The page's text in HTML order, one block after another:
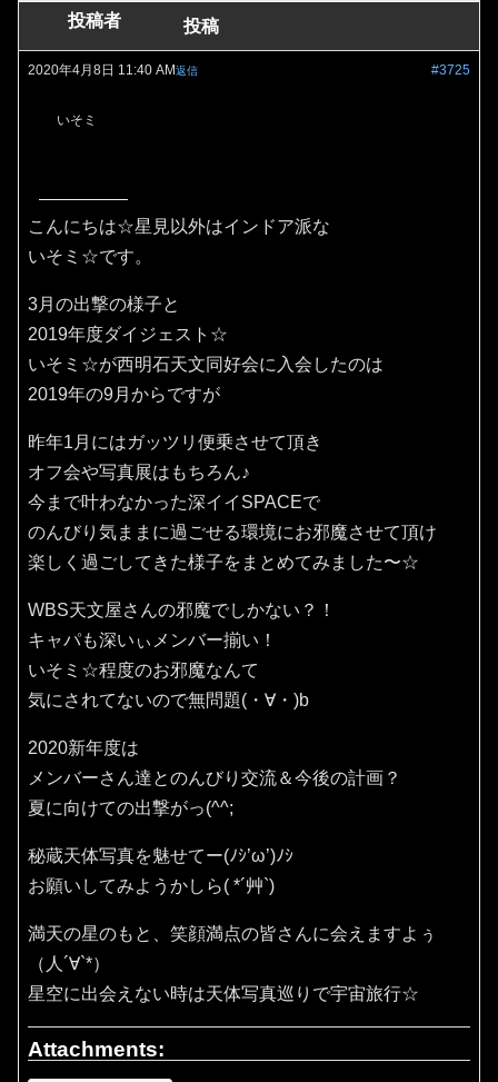
投稿者 投稿
2020年4月8日 11:40 AM #3725
返信
いそミ
こんにちは☆星見以外はインドア派な
いそミ☆です。
3月の出撃の様子と
2019年度ダイジェスト☆
いそミ☆が西明石天文同好会に入会したのは
2019年の9月からですが
昨年1月にはガッツリ便乗させて頂き
オフ会や写真展はもちろん♪
今まで叶わなかった深イイSPACEで
のんびり気ままに過ごせる環境にお邪魔させて頂け
楽しく過ごしてきた様子をまとめてみました〜☆
WBS天文屋さんの邪魔でしかない？！
キャパも深いぃメンバー揃い！
いそミ☆程度のお邪魔なんて
気にされてないので無問題(・∀・)b
2020新年度は
メンバーさん達とのんびり交流＆今後の計画？
夏に向けての出撃がっ(^^;
秘蔵天体写真を魅せてー(ﾉｼ’ω’)ﾉｼ
お願いしてみようかしら( *´艸`)
満天の星のもと、笑顔満点の皆さんに会えますよぅ
（人´∀`*）
星空に出会えない時は天体写真巡りで宇宙旅行☆
Attachments: